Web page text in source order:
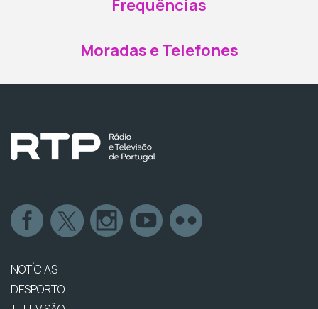
Frequências
Moradas e Telefones
NOTÍCIAS
DESPORTO